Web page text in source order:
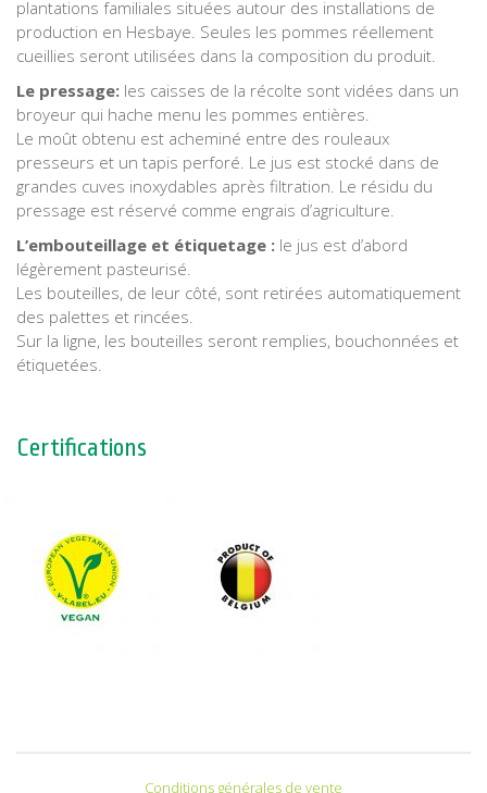
plantations familiales situées autour des installations de
production en Hesbaye. Seules les pommes réellement
cueillies seront utilisées dans la composition du produit.
Le pressage: les caisses de la récolte sont vidées dans un
broyeur qui hache menu les pommes entières.
Le moût obtenu est acheminé entre des rouleaux
presseurs et un tapis perforé. Le jus est stocké dans de
grandes cuves inoxydables après filtration. Le résidu du
pressage est réservé comme engrais d’agriculture.
L’embouteillage et étiquetage : le jus est d’abord
légèrement pasteurisé.
Les bouteilles, de leur côté, sont retirées automatiquement
des palettes et rincées.
Sur la ligne, les bouteilles seront remplies, bouchonnées et
étiquetées.
Certifications
Conditions générales de vente